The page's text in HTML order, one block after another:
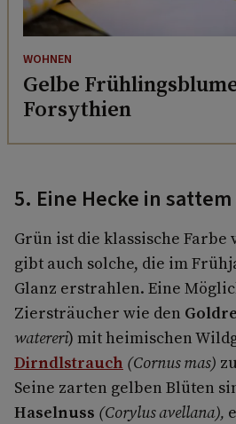
WOHNEN
Gelbe
Forsythien
5. Eine Hecke in
Grün ist die klassische Farbe
gibt auch solche, die im
Glanz erstrahlen. Eine
Ziersträucher wie den
watereri) mit heimischen
Dirndlstrauch (Cornus mas)
Seine zarten gelben Blüten
Haselnuss (Corylus avellana),